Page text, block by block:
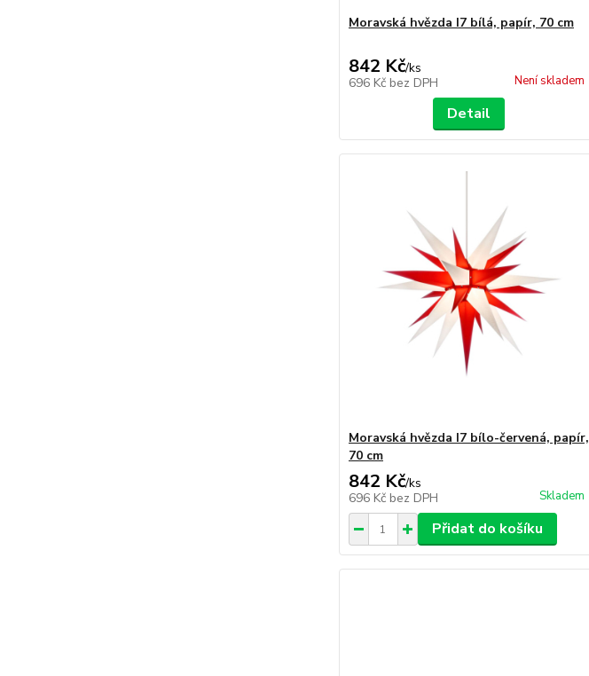
Moravská hvězda I7 bílá, papír, 70 cm
842 Kč/ks
696 Kč bez DPH Není skladem
Detail
Moravská hvězda I7 bílo-červená, papír,
70 cm
842 Kč/ks
696 Kč bez DPH Skladem
Přidat do košíku